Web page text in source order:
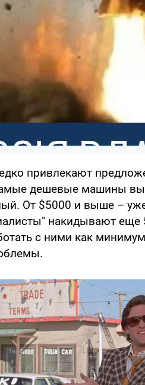
привлекают
дешевые машины
От $5000 и выше –
накидывают
с ними как